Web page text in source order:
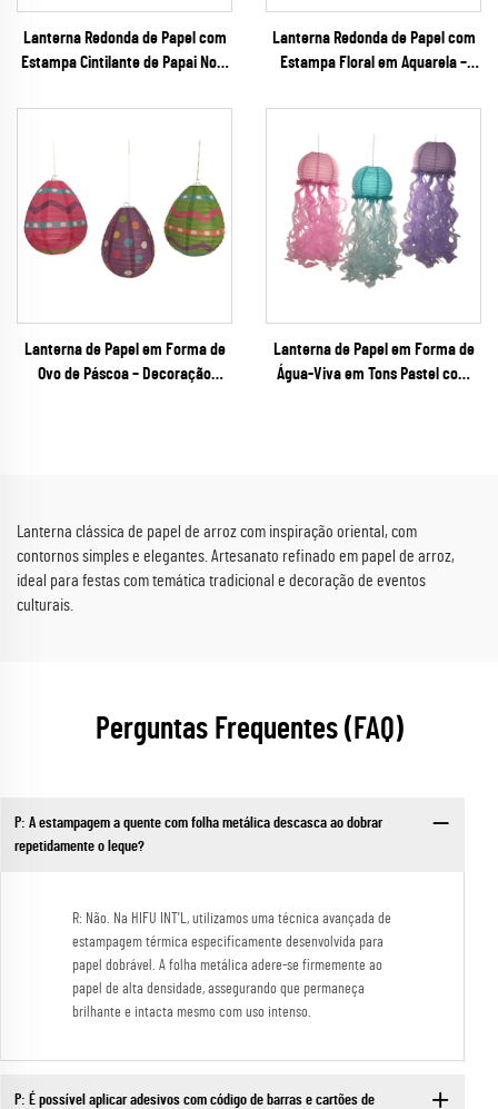
Lanterna Redonda de Papel com
Estampa Cintilante de Papai Noel
Lanterna Redonda de Papel com
Estampa Floral em Aquarela –
em Tons Pastel para Casamentos
de Primavera e Festas em Jardim
Lanterna de Papel em Forma de
Ovo de Páscoa – Decoração
Lanterna de Papel em Forma de
Água-Viva em Tons Pastel com
Lanterna clássica de papel de arroz com inspiração oriental, com
contornos simples e elegantes. Artesanato refinado em papel de arroz,
ideal para festas com temática tradicional e decoração de eventos
culturais.
Perguntas Frequentes (FAQ)
P: A estampagem a quente com folha metálica descasca ao dobrar
repetidamente o leque?
R: Não. Na HIFU INT'L, utilizamos uma técnica avançada de
estampagem térmica especificamente desenvolvida para
papel dobrável. A folha metálica adere-se firmemente ao
papel de alta densidade, assegurando que permaneça
brilhante e intacta mesmo com uso intenso.
P: É possível aplicar adesivos com código de barras e cartões de